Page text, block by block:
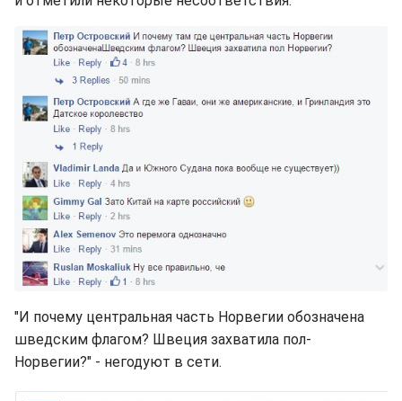
"И почему центральная часть Норвегии обозначена
шведским флагом? Швеция захватила пол-
Норвегии?" - негодуют в сети.